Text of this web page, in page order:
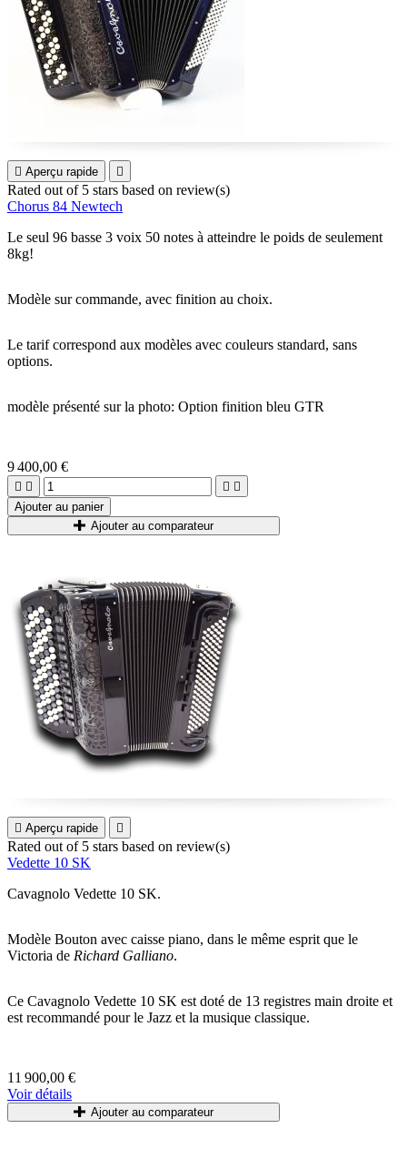
 Aperçu rapide 
Rated out of 5 stars based on review(s)
Chorus 84 Newtech
Le seul 96 basse 3 voix 50 notes à atteindre le poids de seulement
8kg!
Modèle sur commande, avec finition au choix.
Le tarif correspond aux modèles avec couleurs standard, sans
options.
modèle présenté sur la photo: Option finition bleu GTR
9 400,00 €
   
Ajouter au panier
Ajouter au comparateur
 Aperçu rapide 
Rated out of 5 stars based on review(s)
Vedette 10 SK
Cavagnolo Vedette 10 SK.
Modèle Bouton avec caisse piano, dans le même esprit que le
Victoria de Richard Galliano.
Ce Cavagnolo Vedette 10 SK est doté de 13 registres main droite et
est recommandé pour le Jazz et la musique classique.
11 900,00 €
Voir détails
Ajouter au comparateur